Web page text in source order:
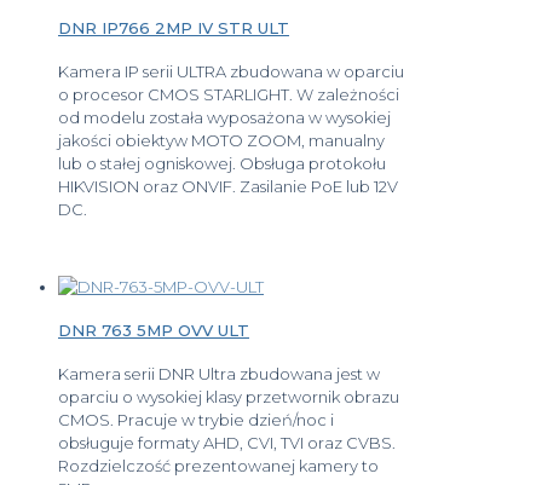
DNR IP766 2MP IV STR ULT
Kamera IP serii ULTRA zbudowana w oparciu
o procesor CMOS STARLIGHT. W zależności
od modelu została wyposażona w wysokiej
jakości obiektyw MOTO ZOOM, manualny
lub o stałej ogniskowej. Obsługa protokołu
HIKVISION oraz ONVIF. Zasilanie PoE lub 12V
DC.
DNR 763 5MP OVV ULT
Kamera serii DNR Ultra zbudowana jest w
oparciu o wysokiej klasy przetwornik obrazu
CMOS. Pracuje w trybie dzień/noc i
obsługuje formaty AHD, CVI, TVI oraz CVBS.
Rozdzielczość prezentowanej kamery to